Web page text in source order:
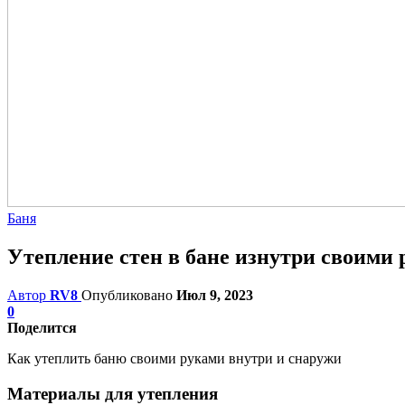
Баня
Утепление стен в бане изнутри своими
Автор RV8 Опубликовано Июл 9, 2023
0
Поделится
Как утеплить баню своими руками внутри и снаружи
Материалы для утепления